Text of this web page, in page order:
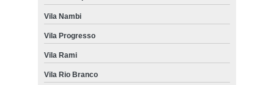
Vila Nambi
Vila Progresso
Vila Rami
Vila Rio Branco